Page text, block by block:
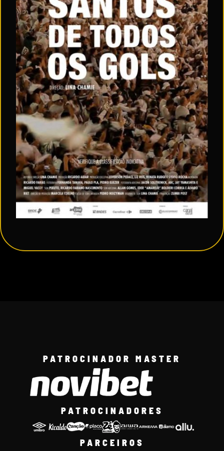
PATROCINADOR MASTER
PATROCINADORES
PARCEIROS